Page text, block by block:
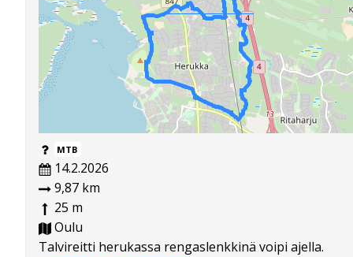
MTB
14.2.2026
9,87 km
25 m
Oulu
Talvireitti herukassa rengaslenkkinä voipi ajella.